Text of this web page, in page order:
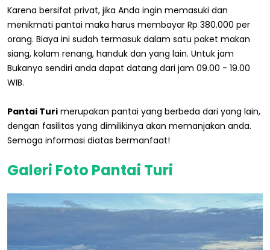
Karena bersifat privat, jika Anda ingin memasuki dan
menikmati pantai maka harus membayar Rp 380.000 per
orang. Biaya ini sudah termasuk dalam satu paket makan
siang, kolam renang, handuk dan yang lain. Untuk jam
Bukanya sendiri anda dapat datang dari jam 09.00 - 19.00
WIB.
Pantai Turi merupakan pantai yang berbeda dari yang lain,
dengan fasilitas yang dimilikinya akan memanjakan anda.
Semoga informasi diatas bermanfaat!
Galeri Foto Pantai Turi